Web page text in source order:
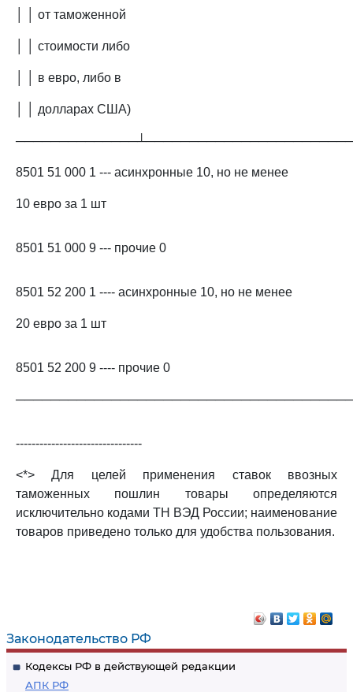
Законодательство РФ
Кодексы РФ в действующей редакции
АПК РФ
│ │ от таможенной
│ │ стоимости либо
│ │ в евро, либо в
│ │ долларах США)
8501 51 000 1 --- асинхронные 10, но не менее
10 евро за 1 шт
8501 51 000 9 --- прочие 0
8501 52 200 1 ---- асинхронные 10, но не менее
20 евро за 1 шт
8501 52 200 9 ---- прочие 0
--------------------------------
<*> Для целей применения ставок ввозных
таможенных пошлин товары определяются
исключительно кодами ТН ВЭД России; наименование
товаров приведено только для удобства пользования.